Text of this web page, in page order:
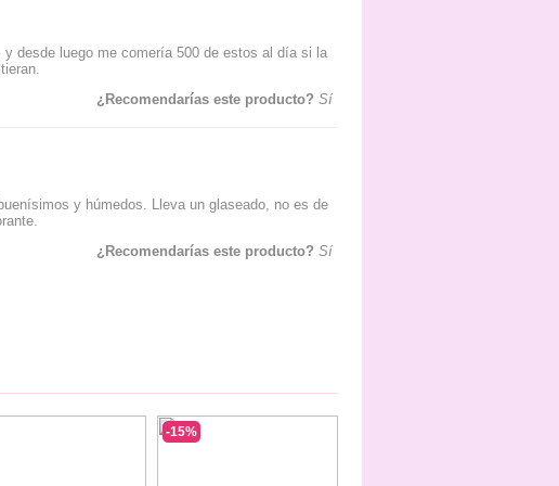
desde luego me comería 500 de estos al día si la
¿Recomendarías este producto? Sí
y húmedos. Lleva un glaseado, no es de
¿Recomendarías este producto? Sí
-15%